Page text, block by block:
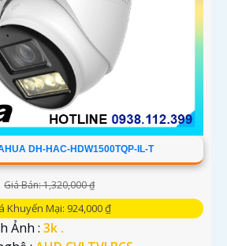
DH-HAC-HDW1500TQP-IL-T
Giá Bán: 1,320,000 ₫
Khuyến Mại: 924,000 ₫
Ảnh : 3k .